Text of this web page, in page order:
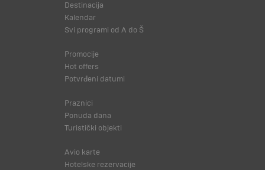
Destinacija
Kalendar
Svi programi od A do Š
Promocije
Hot offers
Potvrđeni datumi
Praznici
Ponuda dana
Turistički objekti
Avio karte
Hotelske rezervacije